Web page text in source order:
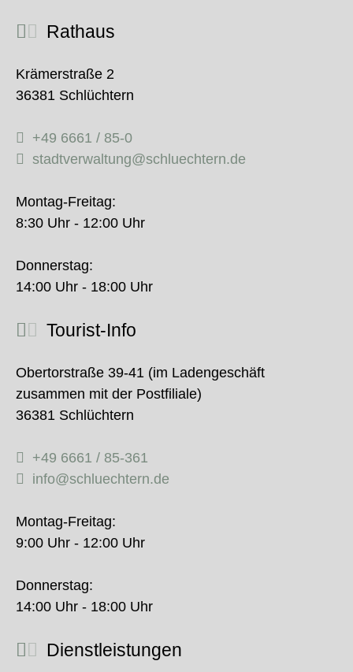
Rathaus
Krämerstraße 2
36381 Schlüchtern
+49 6661 / 85-0
stadtverwaltung@schluechtern.de
Montag-Freitag:
8:30 Uhr - 12:00 Uhr
Donnerstag:
14:00 Uhr - 18:00 Uhr
Tourist-Info
Obertorstraße 39-41 (im Ladengeschäft
zusammen mit der Postfiliale)
36381 Schlüchtern
+49 6661 / 85-361
info@schluechtern.de
Montag-Freitag:
9:00 Uhr - 12:00 Uhr
Donnerstag:
14:00 Uhr - 18:00 Uhr
Dienstleistungen